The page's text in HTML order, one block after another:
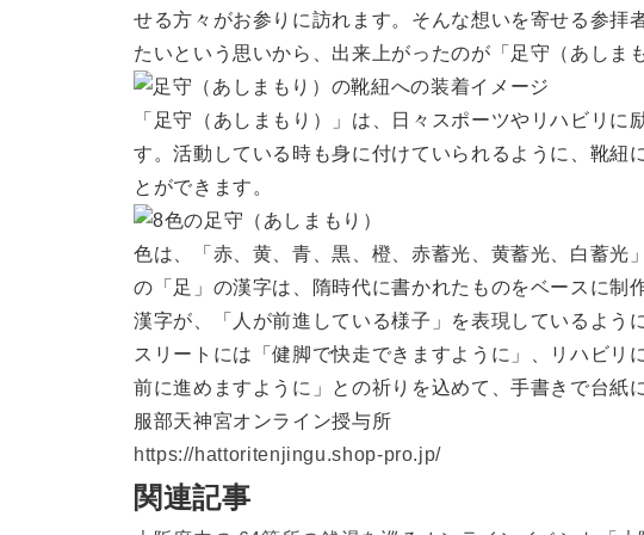
せる方々がお参りに訪れます。そんな想いを寄せる参拝
たいという思いから、出来上がったのが「足守（あしま
「足守（あしまもり）」は、日々スポーツやリハビリ
す。活動している時も身に付けていられるように、靴紐
とができます。
色は、「赤、黄、青、黒、橙、赤蓄光、黄蓄光、白蓄光
の「足」の漢字は、隋時代に書かれたものをベースに制
漢字が、「人が前進している様子」を表現しているよう
スリートには「健脚で快走できますように」、リハビリ
前に進めますように」との祈りを込めて、手書きで台紙
服部天神宮オンライン授与所
https://hattoritenjingu.shop-pro.jp/
関連記事